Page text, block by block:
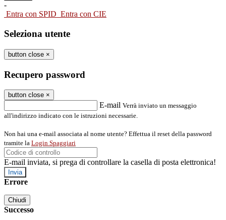
-
Entra con SPID Entra con CIE
Seleziona utente
button close ×
Recupero password
button close ×
E-mail Verrà inviato un messaggio
all'indirizzo indicato con le istruzioni necessarie.
Non hai una e-mail associata al nome utente? Effettua il reset della password
tramite la Login Spaggiari
E-mail inviata, si prega di controllare la casella di posta elettronica!
Errore
Chiudi
Successo